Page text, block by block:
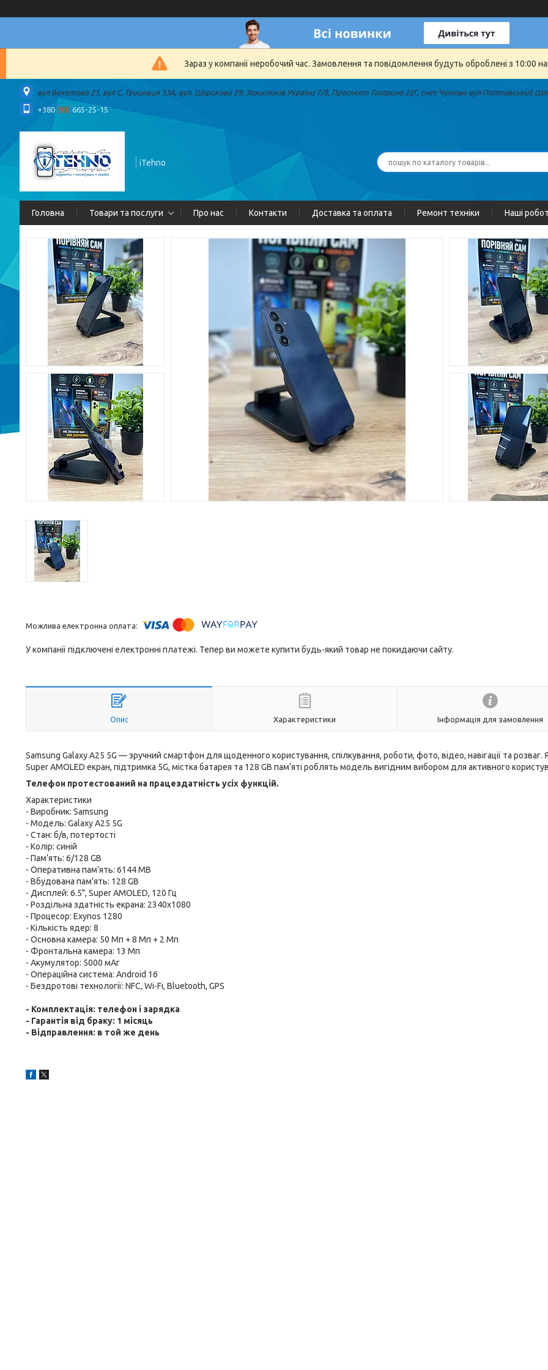
Зараз у компанії неробочий час. Замовлення та повідомлення будуть оброблені з 10:00
вул Бекетова 21, вул С. Грицевця 33А, вул. Шарикова 29, Захисників України 7/8, Проспект Гагарина 22Г, смт Чутово вул Полтавський
+380 (93) 665-25-15
iTehno
Головна Товари та послуги Про нас Контакти Доставка та оплата Ремонт техніки Наші
У компанії підключені електронні платежі. Тепер ви можете купити будь-який товар не покидаючи сайту.
Опис Характеристики Інформація для замовлення
Samsung Galaxy A25 5G — зручний смартфон для щоденного користування, спілкування, роботи, фото, відео, навігації та розваг.
Super AMOLED екран, підтримка 5G, містка батарея та 128 GB пам’яті роблять модель вигідним вибором для активного
Телефон протестований на працездатність усіх функцій.
Характеристики
- Виробник: Samsung
- Модель: Galaxy A25 5G
- Стан: б/в, потертості
- Колір: синій
- Пам’ять: 6/128 GB
- Оперативна пам’ять: 6144 MB
- Вбудована пам’ять: 128 GB
- Дисплей: 6.5", Super AMOLED, 120 Гц
- Роздільна здатність екрана: 2340x1080
- Процесор: Exynos 1280
- Кількість ядер: 8
- Основна камера: 50 Мп + 8 Мп + 2 Мп
- Фронтальна камера: 13 Мп
- Акумулятор: 5000 мАг
- Операційна система: Android 16
- Бездротові технології: NFC, Wi-Fi, Bluetooth, GPS
- Комплектація: телефон і зарядка
- Гарантія від браку: 1 місяць
- Відправлення: в той же день